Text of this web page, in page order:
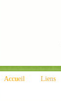
Accueil Liens